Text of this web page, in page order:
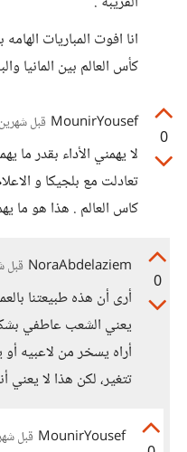
انا افوت المباريات
كأس العالم بين المانيا
0
MounirYousef قبل شهرين
لا يهمني الأداء بقدر ما
تعادلت مع بلجيكا و
كاس العالم . هذا هو ما
0
NoraAbdelaziem قبل
أرى أن هذه طبيعتنا
يعني الشعب عاطفي
أراه يسخر من لاعبيه
تتغير، لكن هذا لا يعني
MounirYousef قبل